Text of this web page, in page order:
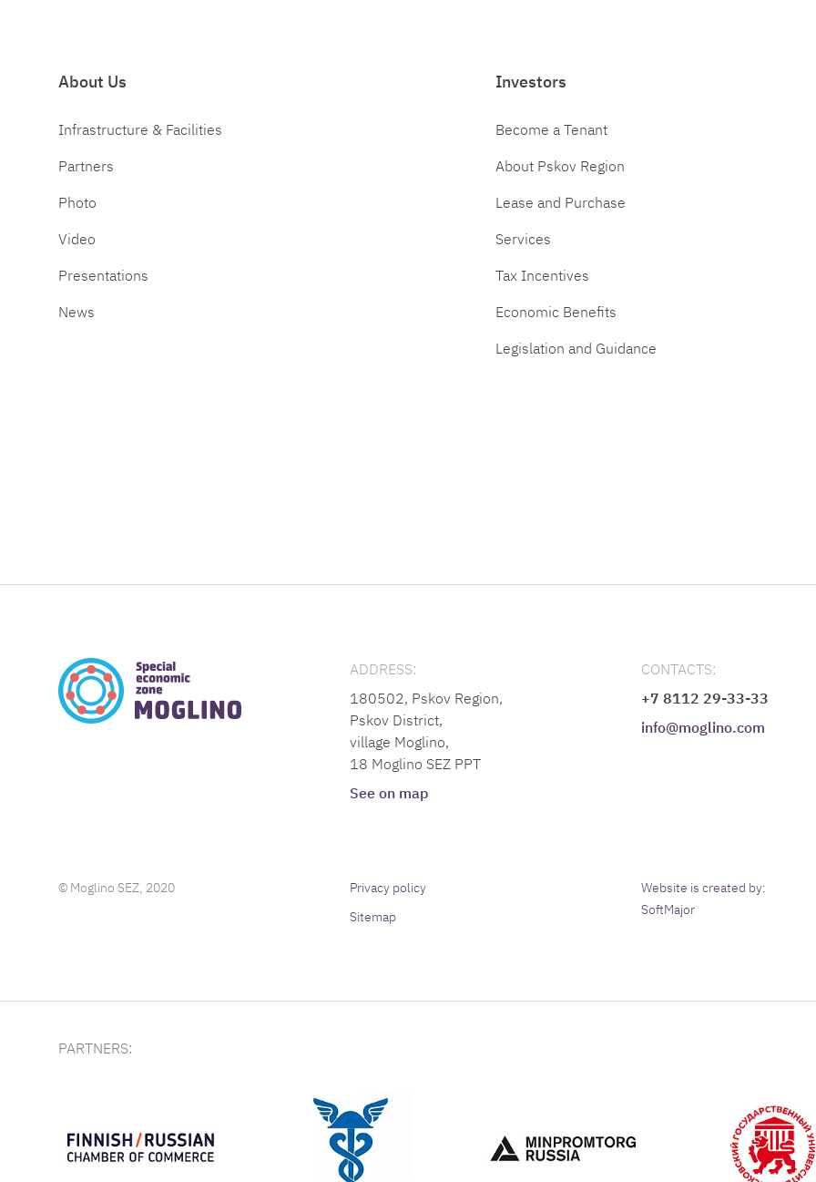
About Us
Infrastructure & Facilities
Partners
Photo
Video
Presentations
News
Investors
Become a Tenant
About Pskov Region
Lease and Purchase
Services
Tax Incentives
Economic Benefits
Legislation and Guidance
ADDRESS:
180502, Pskov Region,
Pskov District,
village Moglino,
18 Moglino SEZ PPT
See on map
CONTACTS:
+7 8112 29-33-33
info@moglino.com
© Moglino SEZ, 2020
Privacy policy
Sitemap
Website is created by:
SoftMajor
PARTNERS: